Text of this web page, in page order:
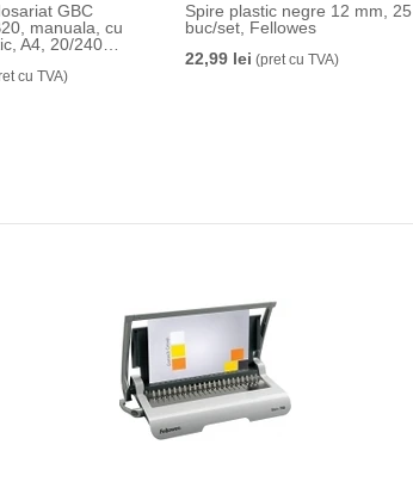
GBC
manuala, cu
A4, 20/240
cu TVA)
Spire plastic negre 12 mm, 25
buc/set, Fellowes
22,99 lei (pret cu TVA)